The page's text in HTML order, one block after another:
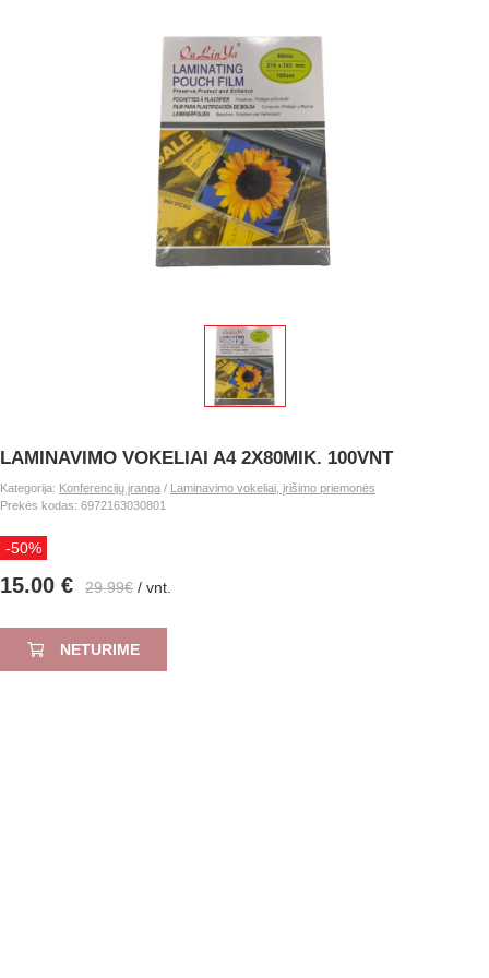
LAMINAVIMO VOKELIAI A4 2X80MIK. 100VNT
Kategorija: Konferencijų įranga / Laminavimo vokeliai, įrišimo priemonės
Prekės kodas: 6972163030801
-50%
15.00 € 29.99€ / vnt.
NETURIME